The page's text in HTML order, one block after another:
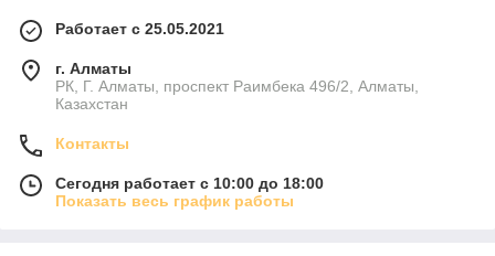
Работает с 25.05.2021
г. Алматы
РК, Г. Алматы, проспект Раимбека 496/2, Алматы,
Казахстан
Контакты
Сегодня работает с 10:00 до 18:00
Показать весь график работы